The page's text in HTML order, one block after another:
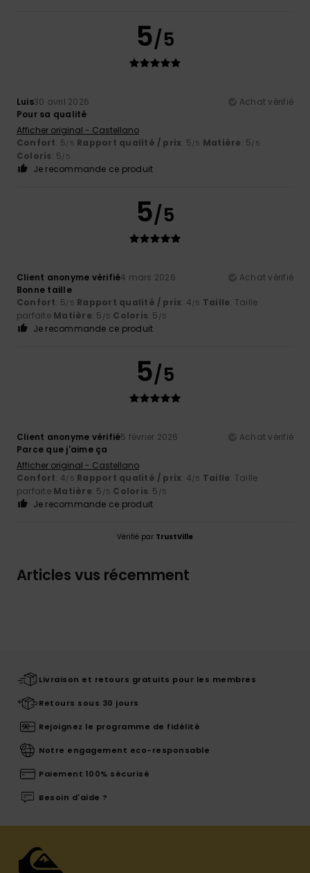
5/5
Luis30 avril 2026
Achat vérifié
Pour sa qualité
Afficher original - Castellano
Confort: 5/5 Rapport qualité / prix: 5/5 Matière: 5/5
Coloris: 5/5
Je recommande ce produit
5/5
Client anonyme vérifié4 mars 2026
Achat vérifié
Bonne taille
Confort: 5/5 Rapport qualité / prix: 4/5 Taille: Taille
parfaite Matière: 5 /5 Coloris: 5 /5
Je recommande ce produit
5/5
Client anonyme vérifié5 février 2026
Achat vérifié
Parce que j'aime ça
Afficher original - Castellano
Confort: 4/5 Rapport qualité / prix: 4/5 Taille: Taille
parfaite Matière: 5 /5 Coloris: 5 /5
Je recommande ce produit
Vérifié par TrustVille
Articles vus récemment
Livraison et retours gratuits pour les membres
Retours sous 30 jours
Rejoignez le programme de fidélité
Notre engagement eco-responsable
Paiement 100% sécurisé
Besoin d'aide ?